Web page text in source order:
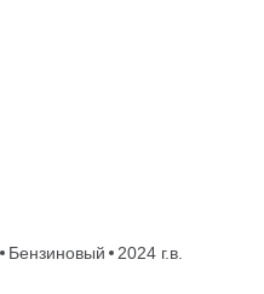
Бензиновый
2024 г.в.